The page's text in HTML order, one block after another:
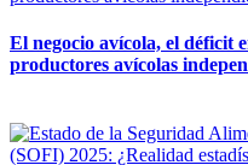
El negocio avícola, el déficit
productores avícolas